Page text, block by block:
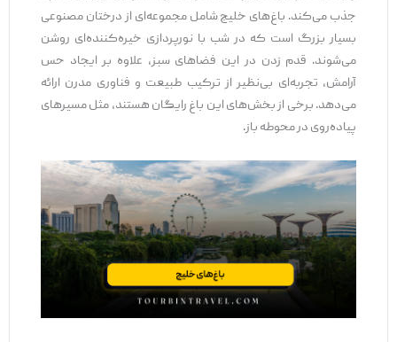
جذب می‌کند. باغ‌های خلیج شامل مجموعه‌ای از درختان مصنوعی
بسیار بزرگ است که در شب با نورپردازی خیره‌کننده‌ای روشن
می‌شوند. قدم زدن در این فضاهای سبز، علاوه بر ایجاد حس
آرامش، تجربه‌ای بی‌نظیر از ترکیب طبیعت و فناوری مدرن ارائه
می‌دهد. برخی از بخش‌های این باغ رایگان هستند، مثل مسیرهای
پیاده‌روی در محوطه باز.